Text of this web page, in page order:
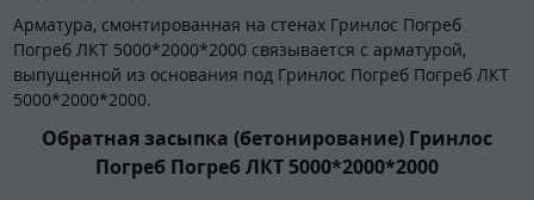
Арматура, смонтированная на стенах Гринлос Погреб
Погреб ЛКТ 5000*2000*2000 связывается с арматурой,
выпущенной из основания под Гринлос Погреб Погреб ЛКТ
5000*2000*2000.
Обратная засыпка (бетонирование) Гринлос
Погреб Погреб ЛКТ 5000*2000*2000